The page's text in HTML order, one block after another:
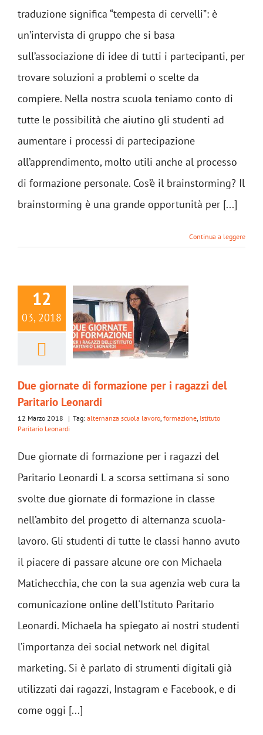
traduzione significa “tempesta di cervelli”: è
un’intervista di gruppo che si basa
sull’associazione di idee di tutti i partecipanti, per
trovare soluzioni a problemi o scelte da
compiere. Nella nostra scuola teniamo conto di
tutte le possibilità che aiutino gli studenti ad
aumentare i processi di partecipazione
all’apprendimento, molto utili anche al processo
di formazione personale. Cos’è il brainstorming? Il
brainstorming è una grande opportunità per [...]
Continua a leggere
12
03, 2018
Due giornate di formazione per i ragazzi del
Paritario Leonardi
12 Marzo 2018 | Tag: alternanza scuola lavoro formazione Istituto
Paritario Leonardi
Due giornate di formazione per i ragazzi del
Paritario Leonardi L a scorsa settimana si sono
svolte due giornate di formazione in classe
nell’ambito del progetto di alternanza scuola-
lavoro. Gli studenti di tutte le classi hanno avuto
il piacere di passare alcune ore con Michaela
Matichecchia, che con la sua agenzia web cura la
comunicazione online dell'Istituto Paritario
Leonardi. Michaela ha spiegato ai nostri studenti
l’importanza dei social network nel digital
marketing. Si è parlato di strumenti digitali già
utilizzati dai ragazzi, Instagram e Facebook, e di
come oggi [...]